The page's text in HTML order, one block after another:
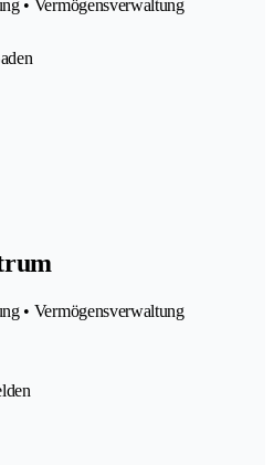
• Vermögensverwaltung
• Vermögensverwaltung